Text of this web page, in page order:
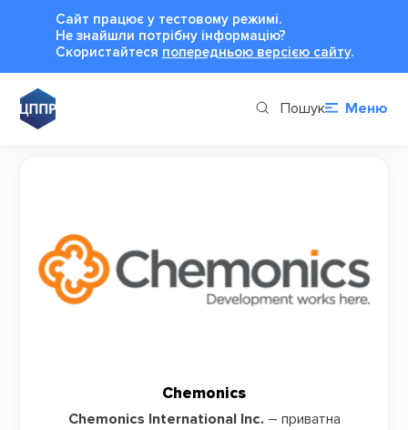
Сайт працює у тестовому режимі.
Не знайшли потрібну інформацію?
Cкористайтеся попередньою версією сайту.
Пошук Меню
Chemonics
Chemonics International Inc. – приватна